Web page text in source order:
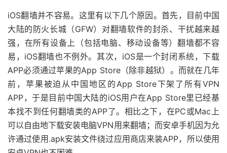
iOS翻墙并不容易。这里有以下几个原因。首先，目前中国
大陆的防火长城（GFW）对翻墙软件的封杀、干扰越来越
强，在所有设备上（包括电脑、移动设备等）翻墙都不容
易，iOS翻墙也不例外。其次，iOS是一个封闭系统，下载
APP必须通过苹果的App Store（除非越狱）。而就在几年
前，苹果被迫从中国地区的App Store下架了所有VPN
APP，于是目前中国大陆的iOS用户在App Store里已经基
本找不到任何翻墙类的APP了。相比之下，在PC或Mac上
可以自由地下载安装电脑VPN用来翻墙；而安卓手机因为允
许通过使用.apk安装文件绕过应用商店来装APP，所以使用